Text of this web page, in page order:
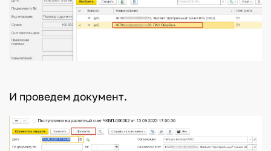
И проведем документ.